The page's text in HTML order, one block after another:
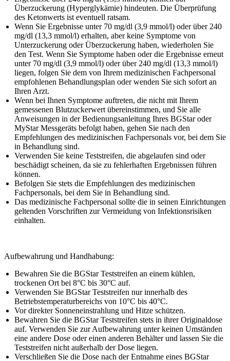
Überzuckerung (Hyperglykämie) hindeuten. Die Überprüfung
des Ketonwerts ist eventuell ratsam.
Wenn Sie Ergebnisse unter 70 mg/dl (3,9 mmol/l) oder über 240
mg/dl (13,3 mmol/l) erhalten, aber keine Symptome von
Unterzuckerung oder Überzuckerung haben, wiederholen Sie
den Test. Wenn Sie Symptome haben oder die Ergebnisse erneut
unter 70 mg/dl (3,9 mmol/l) oder über 240 mg/dl (13,3 mmol/l)
liegen, folgen Sie dem von Ihrem medizinischen Fachpersonal
empfohlenen Behandlungsplan oder wenden Sie sich sofort an
Ihren Arzt.
Wenn bei Ihnen Symptome auftreten, die nicht mit Ihrem
gemessenen Blutzuckerwert übereinstimmen, und Sie alle
Anweisungen in der Bedienungsanleitung Ihres BGStar oder
MyStar Messgeräts befolgt haben, gehen Sie nach den
Empfehlungen des medizinischen Fachpersonals vor, bei dem Sie
in Behandlung sind.
Verwenden Sie keine Teststreifen, die abgelaufen sind oder
beschädigt scheinen, da sie zu fehlerhaften Ergebnissen führen
können.
Befolgen Sie stets die Empfehlungen des medizinischen
Fachpersonals, bei dem Sie in Behandlung sind.
Das medizinische Fachpersonal sollte die in seinen Einrichtungen
geltenden Vorschriften zur Vermeidung von Infektionsrisiken
einhalten.
Aufbewahrung und Handhabung:
Bewahren Sie die BGStar Teststreifen an einem kühlen,
trockenen Ort bei 8°C bis 30°C auf.
Verwenden Sie BGStar Teststreifen nur innerhalb des
Betriebstemperaturbereichs von 10°C bis 40°C.
Vor direkter Sonneneinstrahlung und Hitze schützen.
Bewahren Sie die BGStar Teststreifen stets in ihrer Originaldose
auf. Verwenden Sie zur Aufbewahrung unter keinen Umständen
eine andere Dose oder einen anderen Behälter und lassen Sie die
Teststreifen nicht außerhalb der Dose liegen.
Verschließen Sie die Dose nach der Entnahme eines BGStar